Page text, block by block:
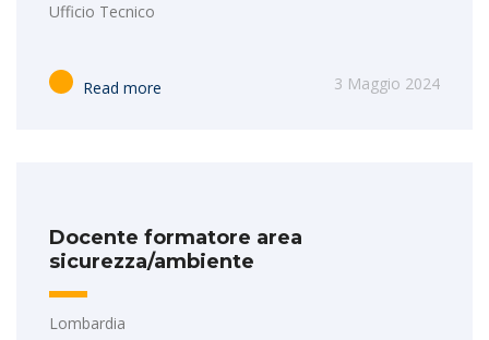
Ufficio Tecnico
Read more 3 Maggio 2024
Docente formatore area
sicurezza/ambiente
Lombardia